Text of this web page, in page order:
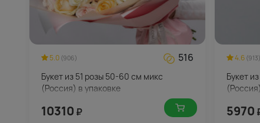
5.0 (906) 516
Букет из 51 розы 50-60 см микс
(Россия) в упаковке
10310 ₽
4.6 (913)
Букет
5970